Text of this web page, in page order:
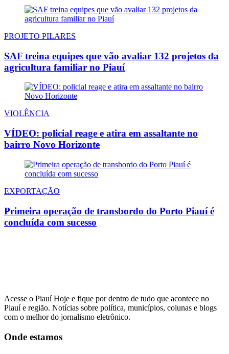
PROJETO PILARES
SAF treina equipes que vão avaliar 132 projetos da
agricultura familiar no Piauí
VIOLÊNCIA
VÍDEO: policial reage e atira em assaltante no
bairro Novo Horizonte
EXPORTAÇÃO
Primeira operação de transbordo do Porto Piauí é
concluída com sucesso
Acesse o Piauí Hoje e fique por dentro de tudo que acontece no
Piauí e região. Notícias sobre política, municípios, colunas e blogs
com o melhor do jornalismo eletrônico.
Onde estamos